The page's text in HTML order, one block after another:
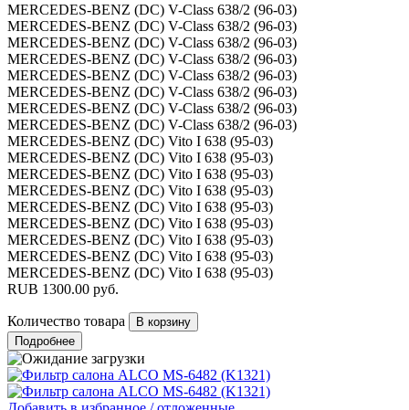
MERCEDES-BENZ (DC) V-Class 638/2 (96-03)
MERCEDES-BENZ (DC) V-Class 638/2 (96-03)
MERCEDES-BENZ (DC) V-Class 638/2 (96-03)
MERCEDES-BENZ (DC) V-Class 638/2 (96-03)
MERCEDES-BENZ (DC) V-Class 638/2 (96-03)
MERCEDES-BENZ (DC) V-Class 638/2 (96-03)
MERCEDES-BENZ (DC) V-Class 638/2 (96-03)
MERCEDES-BENZ (DC) V-Class 638/2 (96-03)
MERCEDES-BENZ (DC) Vito I 638 (95-03)
MERCEDES-BENZ (DC) Vito I 638 (95-03)
MERCEDES-BENZ (DC) Vito I 638 (95-03)
MERCEDES-BENZ (DC) Vito I 638 (95-03)
MERCEDES-BENZ (DC) Vito I 638 (95-03)
MERCEDES-BENZ (DC) Vito I 638 (95-03)
MERCEDES-BENZ (DC) Vito I 638 (95-03)
MERCEDES-BENZ (DC) Vito I 638 (95-03)
MERCEDES-BENZ (DC) Vito I 638 (95-03)
RUB 1300.00 руб.
Количество товара
Подробнее